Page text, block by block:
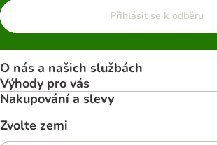
Přihlásit se k odběru
O nás a našich službách
Výhody pro vás
Nakupování a slevy
Zvolte zemi